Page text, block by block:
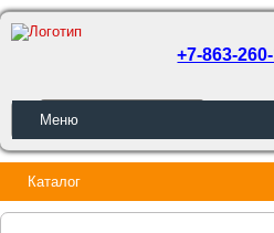
ОБРАТНЫЙ ЗВОНОК
+7-863-
Меню
Каталог